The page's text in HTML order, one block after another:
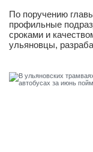
По поручению
профильные
сроками и
ульяновцы,